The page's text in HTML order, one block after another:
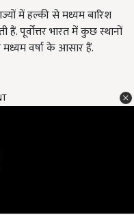
में हल्की से मध्यम बारिश
हैं. पूर्वोत्तर भारत में कुछ स्थानों
वर्षा के आसार हैं.